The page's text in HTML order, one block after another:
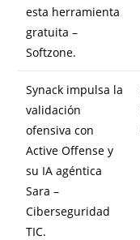
esta herramienta
gratuita –
Softzone.
Synack impulsa la
validación
ofensiva con
Active Offense y
su IA agéntica
Sara –
Ciberseguridad
TIC.